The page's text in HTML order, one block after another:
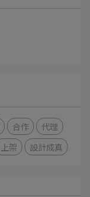
合作
代理
上架 設計成真